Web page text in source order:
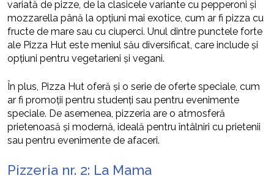
variată de pizze, de la clasicele variante cu pepperoni și
mozzarella până la opțiuni mai exotice, cum ar fi pizza cu
fructe de mare sau cu ciuperci. Unul dintre punctele forte
ale Pizza Hut este meniul său diversificat, care include și
opțiuni pentru vegetarieni și vegani.
În plus, Pizza Hut oferă și o serie de oferte speciale, cum
ar fi promoții pentru studenți sau pentru evenimente
speciale. De asemenea, pizzeria are o atmosferă
prietenoasă și modernă, ideală pentru întâlniri cu prietenii
sau pentru evenimente de afaceri.
Pizzeria nr. 2: La Mama